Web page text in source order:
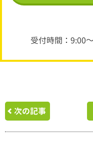
受付時間：9:00
次の記事